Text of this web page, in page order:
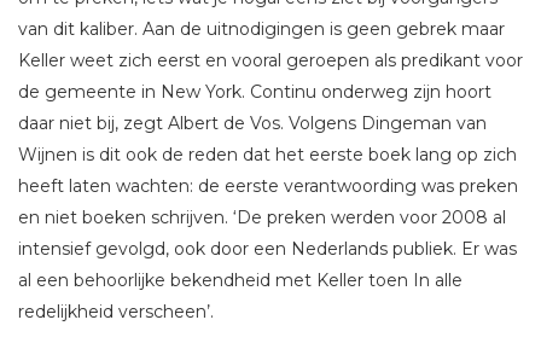
van dit kaliber. Aan de uitnodigingen is geen gebrek maar
Keller weet zich eerst en vooral geroepen als predikant voor
de gemeente in New York. Continu onderweg zijn hoort
daar niet bij, zegt Albert de Vos. Volgens Dingeman van
Wijnen is dit ook de reden dat het eerste boek lang op zich
heeft laten wachten: de eerste verantwoording was preken
en niet boeken schrijven. ‘De preken werden voor 2008 al
intensief gevolgd, ook door een Nederlands publiek. Er was
al een behoorlijke bekendheid met Keller toen In alle
redelijkheid verscheen’.